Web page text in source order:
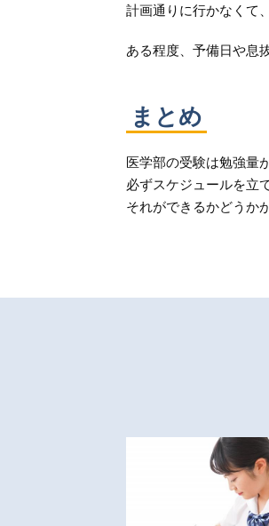
計画通りに行かなくて
ある程度、予備日や息
まとめ
医学部の受験は勉強量
必ずスケジュールを立
それができるかどうか